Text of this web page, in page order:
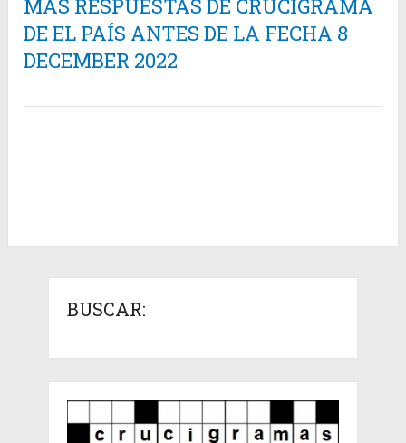
MÁS RESPUESTAS DE CRUCIGRAMA
DE EL PAÍS ANTES DE LA FECHA 8
DECEMBER 2022
BUSCAR: